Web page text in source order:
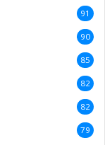
91
90
85
82
82
79